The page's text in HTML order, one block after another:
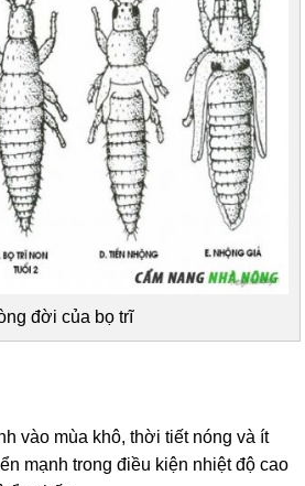
đời của bọ trĩ
vào mùa khô, thời tiết nóng và ít
mạnh trong điều kiện nhiệt độ cao